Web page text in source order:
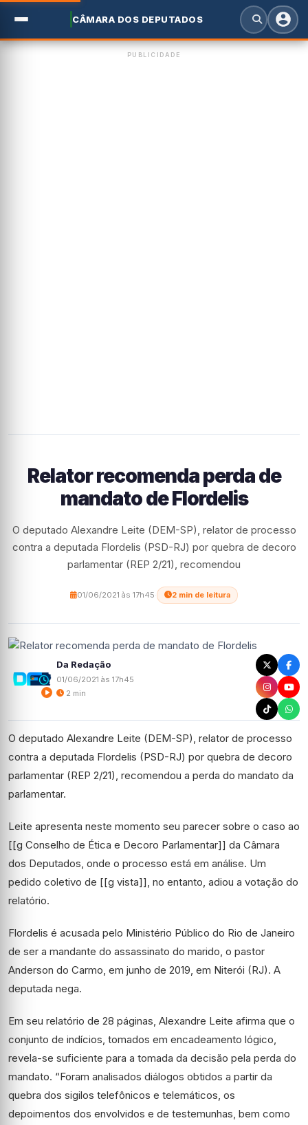
CÂMARA DOS DEPUTADOS
PUBLICIDADE
Relator recomenda perda de
mandato de Flordelis
O deputado Alexandre Leite (DEM-SP), relator de processo
contra a deputada Flordelis (PSD-RJ) por quebra de decoro
parlamentar (REP 2/21), recomendou
01/06/2021 às 17h45 2 min de leitura
Da Redação
01/06/2021 às 17h45
2 min
O deputado Alexandre Leite (DEM-SP), relator de processo
contra a deputada Flordelis (PSD-RJ) por quebra de decoro
parlamentar (REP 2/21), recomendou a perda do mandato da
parlamentar.
Leite apresenta neste momento seu parecer sobre o caso ao
[[g Conselho de Ética e Decoro Parlamentar]] da Câmara
dos Deputados, onde o processo está em análise. Um
pedido coletivo de [[g vista]], no entanto, adiou a votação do
relatório.
Flordelis é acusada pelo Ministério Público do Rio de Janeiro
de ser a mandante do assassinato do marido, o pastor
Anderson do Carmo, em junho de 2019, em Niterói (RJ). A
deputada nega.
Em seu relatório de 28 páginas, Alexandre Leite afirma que o
conjunto de indícios, tomados em encadeamento lógico,
revela-se suficiente para a tomada da decisão pela perda do
mandato. “Foram analisados diálogos obtidos a partir da
quebra dos sigilos telefônicos e telemáticos, os
depoimentos dos envolvidos e de testemunhas, bem como